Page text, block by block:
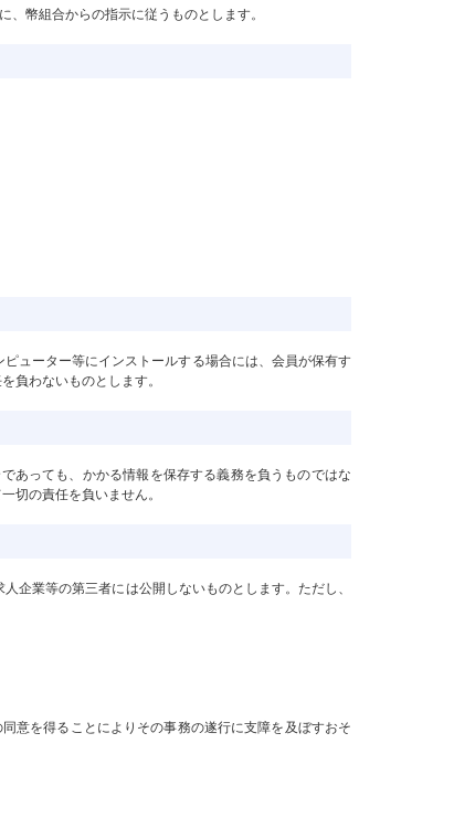
幣組合からの指示に従うものとします。
ューター等にインストールする場合には、会員が保有す
負わないものとします。
あっても、かかる情報を保存する義務を負うものではな
切の責任を負いません。
企業等の第三者には公開しないものとします。ただし、
意を得ることによりその事務の遂行に支障を及ぼすおそ